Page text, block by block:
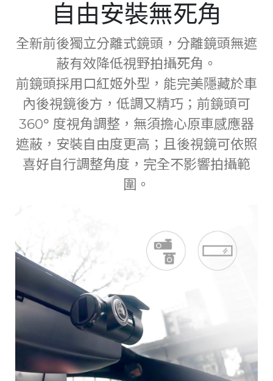
自由安裝無死角
全新前後獨立分離式鏡頭，分離鏡頭無遮
蔽有效降低視野拍攝死角。
前鏡頭採用口紅姬外型，能完美隱藏於車
內後視鏡後方，低調又精巧；前鏡頭可
360° 度視角調整，無須擔心原車感應器
遮蔽，安裝自由度更高；且後視鏡可依照
喜好自行調整角度，完全不影響拍攝範
圍。